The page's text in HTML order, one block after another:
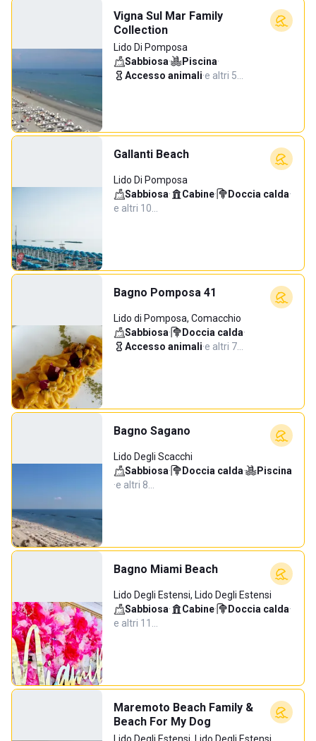
Vigna Sul Mar Family
Collection
Lido Di Pomposa
Sabbiosa· Piscina·
Accesso animali·e altri 5…
Gallanti Beach
Lido Di Pomposa
Sabbiosa· Cabine· Doccia calda·
e altri 10…
Bagno Pomposa 41
Lido di Pomposa, Comacchio
Sabbiosa· Doccia calda·
Accesso animali·e altri 7…
Bagno Sagano
Lido Degli Scacchi
Sabbiosa· Doccia calda·
Piscina
·e altri 8…
Bagno Miami Beach
Lido Degli Estensi, Lido Degli Estensi
Sabbiosa· Cabine· Doccia calda·
e altri 11…
Maremoto Beach Family &
Beach For My Dog